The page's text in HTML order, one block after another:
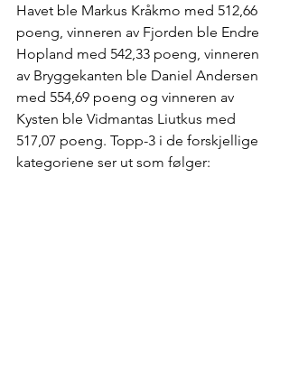
Havet ble Markus Kråkmo med 512,66
poeng, vinneren av Fjorden ble Endre
Hopland med 542,33 poeng, vinneren
av Bryggekanten ble Daniel Andersen
med 554,69 poeng og vinneren av
Kysten ble Vidmantas Liutkus med
517,07 poeng. Topp-3 i de forskjellige
kategoriene ser ut som følger: